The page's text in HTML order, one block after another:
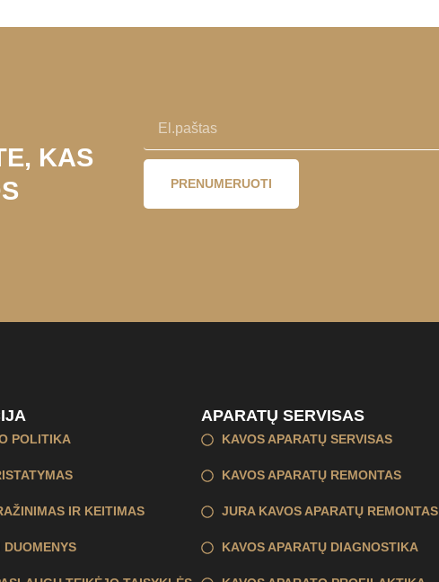
KAS
PRENUMERUOTI
POLITIKA
IR KEITIMAS
APARATŲ SERVISAS
KAVOS APARATŲ SERVISAS
KAVOS APARATŲ REMONTAS
JURA KAVOS APARATŲ REMONTAS
KAVOS APARATŲ DIAGNOSTIKA